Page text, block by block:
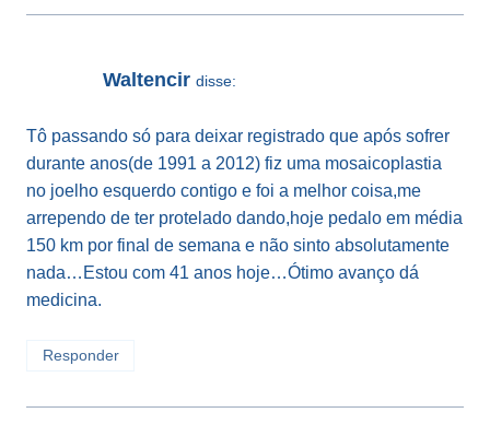
Waltencir disse:
Tô passando só para deixar registrado que após sofrer
durante anos(de 1991 a 2012) fiz uma mosaicoplastia
no joelho esquerdo contigo e foi a melhor coisa,me
arrependo de ter protelado dando,hoje pedalo em média
150 km por final de semana e não sinto absolutamente
nada…Estou com 41 anos hoje…Ótimo avanço dá
medicina.
Responder